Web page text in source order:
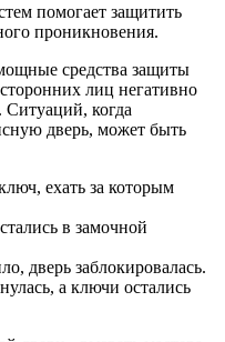
помогает защитить
проникновения.
средства защиты
лиц негативно
Ситуаций, когда
дверь, может быть
ехать за которым
в замочной
дверь заблокировалась.
а ключи остались